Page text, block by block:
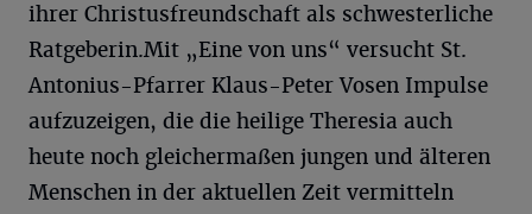
ihrer Christusfreundschaft als schwesterliche
Ratgeberin.Mit „Eine von uns“ versucht St.
Antonius-Pfarrer Klaus-Peter Vosen Impulse
aufzuzeigen, die die heilige Theresia auch
heute noch gleichermaßen jungen und älteren
Menschen in der aktuellen Zeit vermitteln